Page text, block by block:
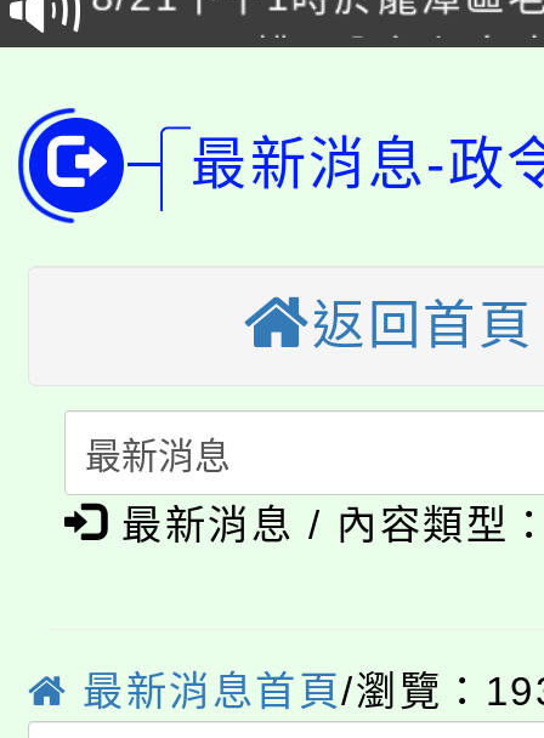
徵才活動。
YOUNG桃局內行報名
開!
115年桃園市運動會8/
桃園市低收入戶享有免
視費優惠，中低收入戶
半價優惠，詳情可洽有
者。
份教師增能研習
大溪自造教育及科技
份教師研習
淨零綠生活教案入校路
會
115年食農教育專業人
程
「本色祭」8/29、30在
局官網。
8月14至27日，桃園電
最新消息-政
返回首頁
最新消息 / 內容類型
最新消息首頁/瀏覽：